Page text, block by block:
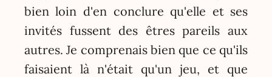
bien loin d'en conclure qu'elle et ses
invités fussent des êtres pareils aux
autres. Je comprenais bien que ce qu'ils
faisaient là n'était qu'un jeu, et que